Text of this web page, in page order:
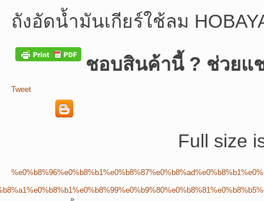
ถังอัดน้ำมันเกียร์ใช้ลม
ชอบสินค้านี้ ? ช่วยแ
Tweet
Full size
»